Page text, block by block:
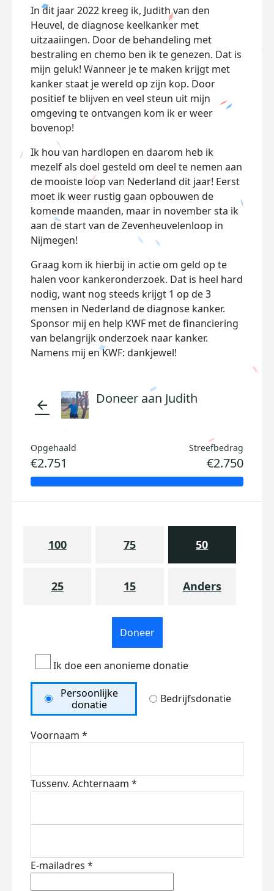
In dit jaar 2022 kreeg ik, Judith van den
Heuvel, de diagnose keelkanker met
uitzaaiingen. Door de behandeling met
bestraling en chemo ben ik te genezen. Dat is
mijn geluk! Wanneer je te maken krijgt met
kanker staat je wereld op zijn kop. Door
positief te blijven en veel steun uit mijn
omgeving te ontvangen kom ik er weer
bovenop!
Ik hou van hardlopen en daarom heb ik
mezelf als doel gesteld om deel te nemen aan
de mooiste loop van Nederland dit jaar! Eerst
moet ik weer rustig gaan opbouwen de
komende maanden, maar in november sta ik
aan de start van de Zevenheuvelenloop in
Nijmegen!
Graag kom ik hierbij in actie om geld op te
halen voor kankeronderzoek. Dat is heel hard
nodig, want nog steeds krijgt 1 op de 3
mensen in Nederland de diagnose kanker.
Sponsor mij en help KWF met de financiering
van belangrijk onderzoek naar kanker.
Namens mij en KWF: dankjewel!
arrow_back Doneer aan Judith
Opgehaald
€2.751
Streefbedrag
€2.750
100 75 50
25 15 Anders
Doneer
Ik doe een anonieme donatie
Persoonlijke
donatie
Bedrijfsdonatie
Voornaam *
Tussenv. Achternaam *
E-mailadres *